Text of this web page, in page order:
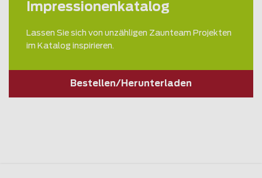
Impressionenkatalog
Lassen Sie sich von unzähligen Zaunteam Projekten
im Katalog inspirieren.
Bestellen/Herunterladen